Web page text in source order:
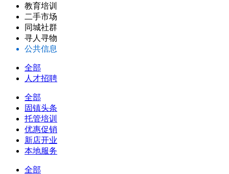
教育培训
二手市场
同城社群
寻人寻物
公共信息
全部
人才招聘
全部
固镇头条
托管培训
优惠促销
新店开业
本地服务
全部